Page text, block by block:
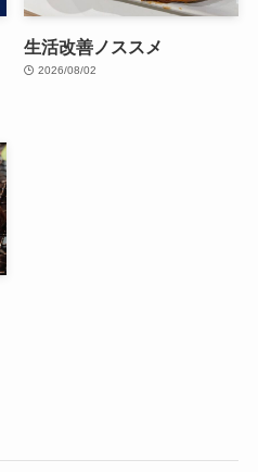
生活改善ノススメ
2026/08/02